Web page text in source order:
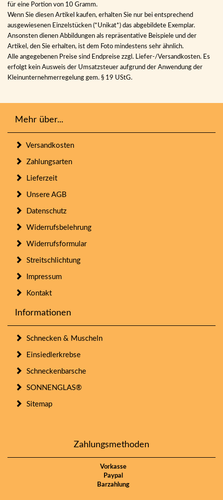
für eine Portion von 10 Gramm.
Wenn Sie diesen Artikel kaufen, erhalten Sie nur bei entsprechend
ausgewiesenen Einzelstücken (*Unikat*) das abgebildete Exemplar.
Ansonsten dienen Abbildungen als repräsentative Beispiele und der
Artikel, den Sie erhalten, ist dem Foto mindestens sehr ähnlich.
Alle angegebenen Preise sind Endpreise zzgl. Liefer-/Versandkosten. Es
erfolgt kein Ausweis der Umsatzsteuer aufgrund der Anwendung der
Kleinunternehmerregelung gem. § 19 UStG.
Mehr über...
Versandkosten
Zahlungsarten
Lieferzeit
Unsere AGB
Datenschutz
Widerrufsbelehrung
Widerrufsformular
Streitschlichtung
Impressum
Kontakt
Informationen
Schnecken & Muscheln
Einsiedlerkrebse
Schneckenbarsche
SONNENGLAS®
Sitemap
Zahlungsmethoden
Vorkasse
Paypal
Barzahlung